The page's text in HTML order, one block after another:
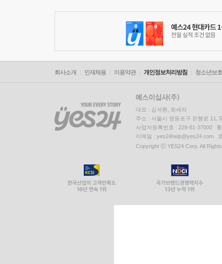
회사소개 인재채용 이용약관 개인정보처리방침 청소년보
대표 : 김석환, 최세라
주소 : 서울시 영등포구 은행로 11,
사업자등록번호 : 229-81-37000
이메일 : yes24help@yes24.com
Copyright ⓒ YES24 Corp. All